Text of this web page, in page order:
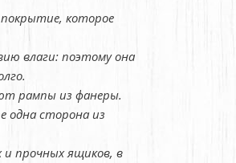
которое
влаги: поэтому она
рампы из фанеры.
одна сторона из
и прочных ящиков, в